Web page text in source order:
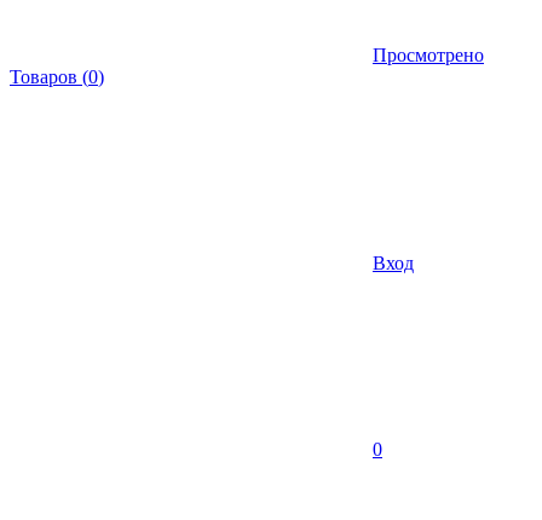
Просмотрено
Товаров (0)
Вход
0